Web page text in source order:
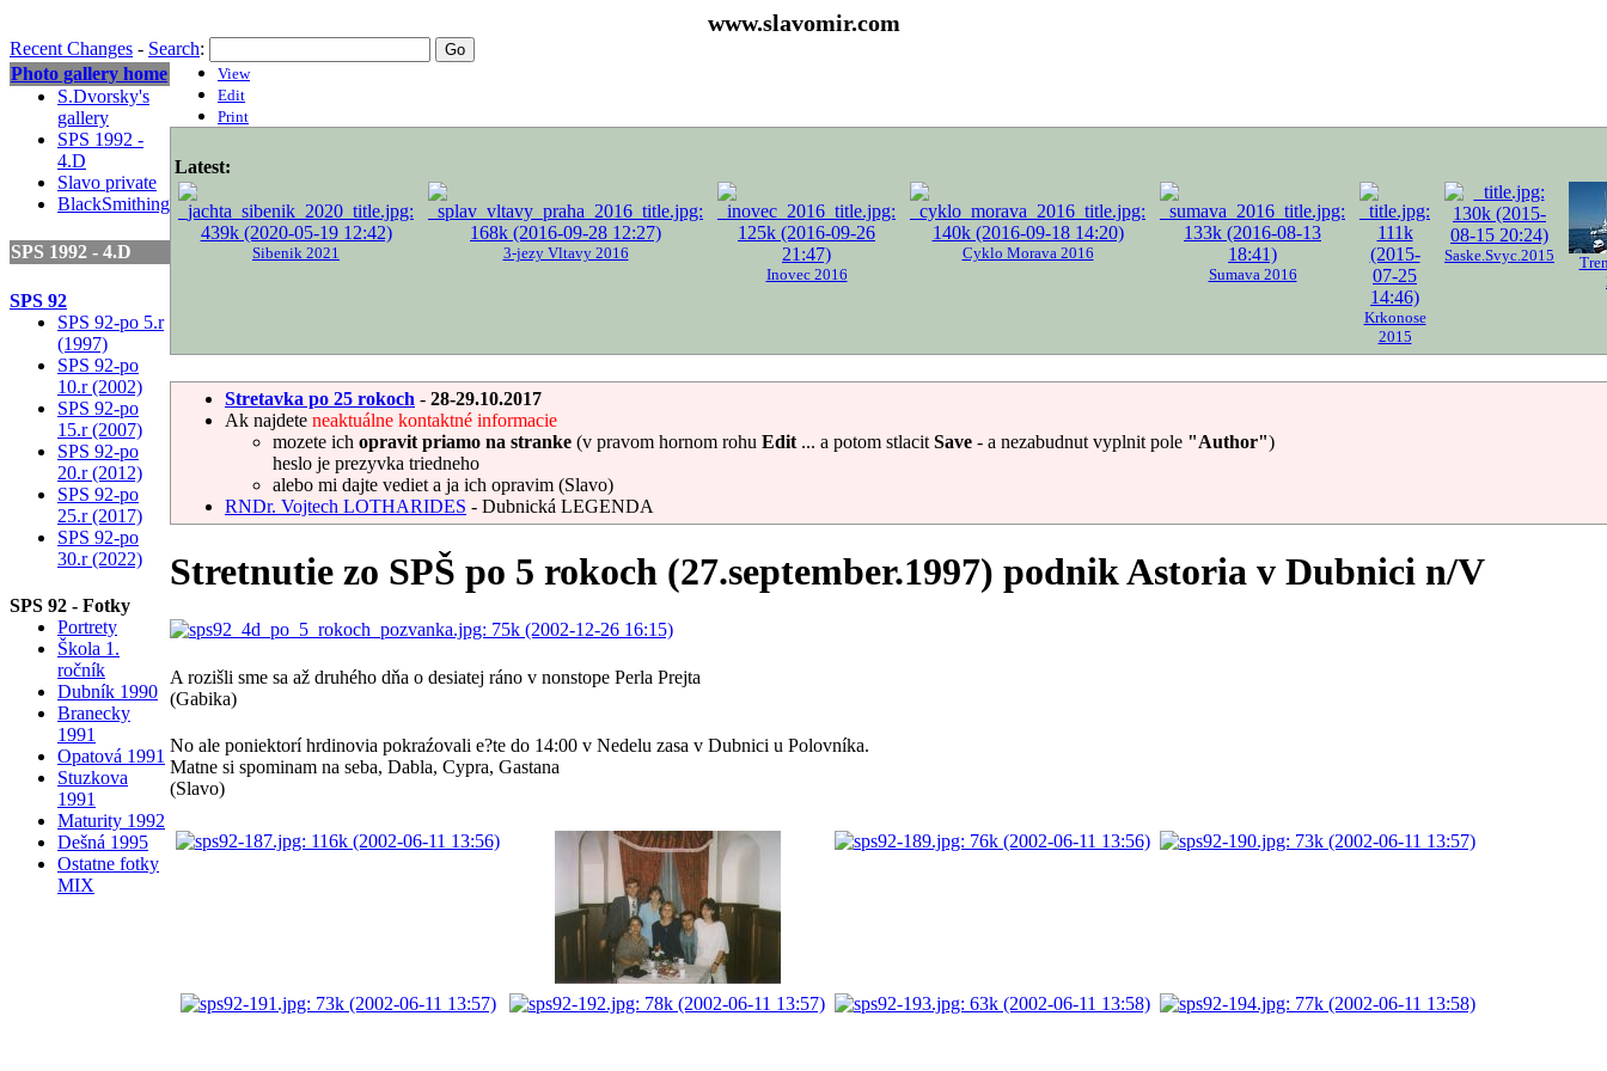
www.slavomir.com
Recent Changes - Search:
Photo gallery home
S.Dvorsky's
gallery
SPS 1992 -
4.D
Slavo private
BlackSmithing
SPS 1992 - 4.D
SPS 92
SPS 92-po 5.r
(1997)
SPS 92-po
10.r (2002)
SPS 92-po
15.r (2007)
SPS 92-po
20.r (2012)
SPS 92-po
25.r (2017)
SPS 92-po
30.r (2022)
SPS 92 - Fotky
Portrety
Škola 1.
ročník
Dubník 1990
Branecky
1991
Opatová 1991
Stuzkova
1991
Maturity 1992
Dešná 1995
Ostatne fotky
MIX
View
Edit
Print
Latest:
Sibenik 2021
3-jezy Vltavy 2016
Inovec 2016
Cyklo Morava 2016
Sumava 2016
Krkonose
2015
Saske.Svyc.2015
Stretavka po 25 rokoch - 28-29.10.2017
Ak najdete neaktuálne kontaktné informacie
mozete ich opravit priamo na stranke (v pravom hornom rohu Edit ... a potom stlacit Save - a nezabudnut vyplnit pole "Author")
heslo je prezyvka triedneho
alebo mi dajte vediet a ja ich opravim (Slavo)
RNDr. Vojtech LOTHARIDES - Dubnická LEGENDA
Stretnutie zo SPŠ po 5 rokoch (27.september.1997) podnik Astoria v Dubnici n/V
A rozišli sme sa až druhého dňa o desiatej ráno v nonstope Perla Prejta
(Gabika)
No ale poniektorí hrdinovia pokraźovali e?te do 14:00 v Nedelu zasa v Dubnici u Polovníka.
Matne si spominam na seba, Dabla, Cypra, Gastana
(Slavo)